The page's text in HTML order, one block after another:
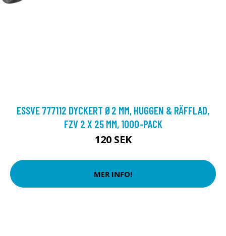
ESSVE 777112 DYCKERT Ø2 MM, HUGGEN & RÄFFLAD,
FZV 2 X 25 MM, 1000-PACK
120 SEK
MER INFO!